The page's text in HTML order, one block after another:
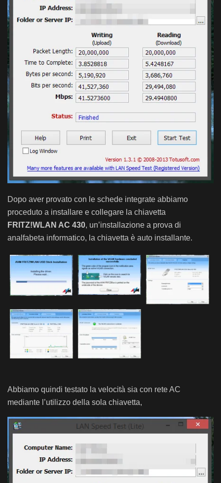
Dopo aver provato con le schede integrate abbiamo
proceduto a installare e collegare la chiavetta
FRITZ!WLAN AC 430, un’installazione a prova di
analfabeta informatico, la chiavetta è auto installante.
Abbiamo quindi testato la velocità sia con rete AC
mediante l’utilizzo della sola chiavetta,